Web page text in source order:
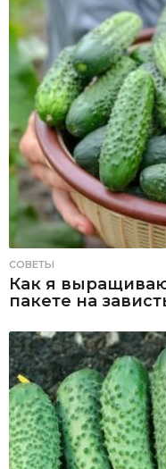
СОВЕТЫ
Как я
пакете на